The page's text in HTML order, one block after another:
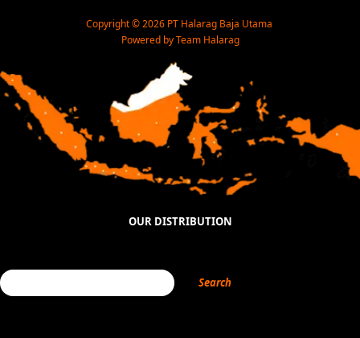
Copyright © 2026 PT Halarag Baja Utama
Powered by Team Halarag
OUR DISTRIBUTION
Search